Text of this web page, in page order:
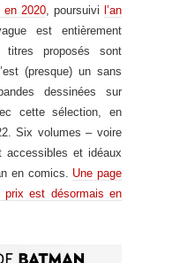
en 2020, poursuivi l’an
est entièrement
proposés sont
(presque) un sans
dessinées sur
cette sélection, en
Six volumes – voire
accessibles et idéaux
en comics. Une page
est désormais en